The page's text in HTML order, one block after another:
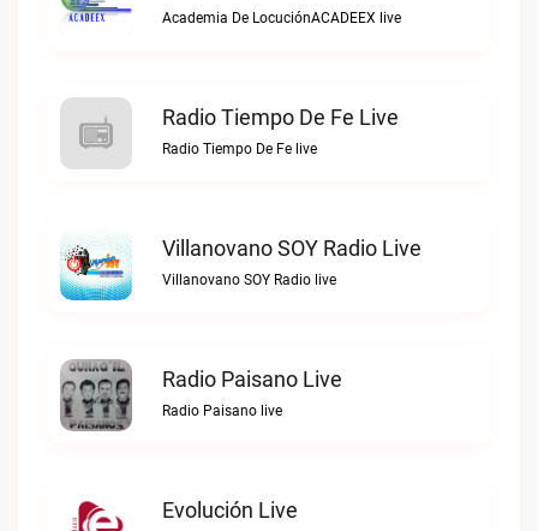
Academia De LocuciónACADEEX live
Radio Tiempo De Fe Live
Radio Tiempo De Fe live
Villanovano SOY Radio Live
Villanovano SOY Radio live
Radio Paisano Live
Radio Paisano live
Evolución Live